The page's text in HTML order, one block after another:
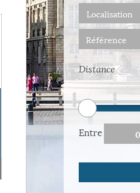
Localisation
Distance
Entre